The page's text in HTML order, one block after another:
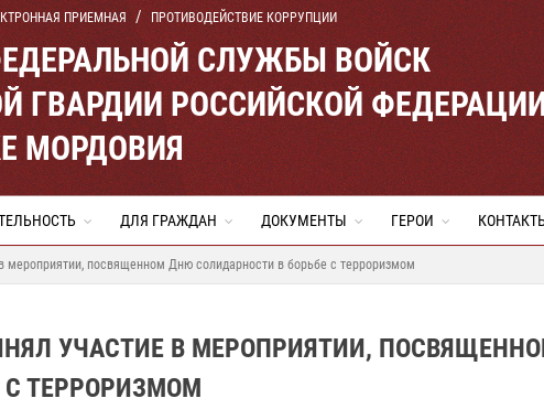
ПРИЕМНАЯ ПРОТИВОДЕЙСТВИЕ КОРРУПЦИИ
СЛУЖБЫ ВОЙСК
ГВАРДИИ РОССИЙСКОЙ
МОРДОВИЯ
ДЛЯ ГРАЖДАН ДОКУМЕНТЫ ГЕРОИ
мероприятии, посвященном Дню солидарности в борьбе с терроризмом
УЧАСТИЕ В МЕРОПРИЯТИИ,
ТЕРРОРИЗМОМ